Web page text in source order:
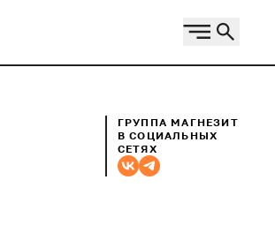
ГРУППА МАГНЕЗИТ
В СОЦИАЛЬНЫХ
СЕТЯХ